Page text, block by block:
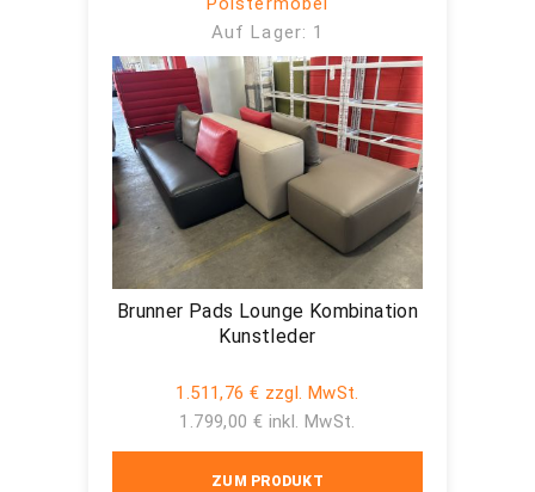
Auf Lager: 1
Brunner Pads Lounge Kombination
Kunstleder
1.511,76 € zzgl. MwSt.
1.799,00 € inkl. MwSt.
ZUM PRODUKT